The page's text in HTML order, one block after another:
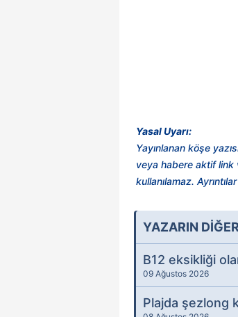
Yasal Uyarı:
Yayınlanan köşe
veya habere aktif link
kullanılamaz.
YAZARIN
B12 eksikliği
09 Ağustos 2026
Plajda şezlong